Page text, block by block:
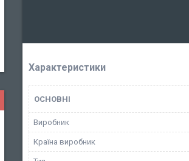
Характеристики
ОСНОВНІ
Виробник
Країна виробник